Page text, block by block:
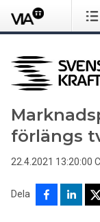
förlängs
22.4.2021 13:20:00
Dela